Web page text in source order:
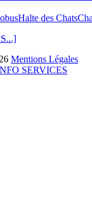
Halte des Chats
Mentions Légales
SERVICES